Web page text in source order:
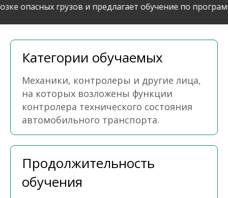
грузов и предлагает обучение по
Категории обучаемых
Механики, контролеры и другие лица,
на которых возложены функции
контролера технического состояния
автомобильного транспорта.
Продолжительность
обучения